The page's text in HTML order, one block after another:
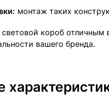
монтаж таких
короб отличным
вашего бренда.